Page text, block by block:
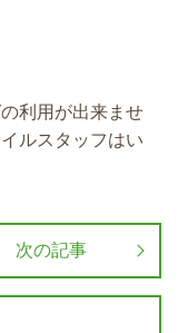
利用が出来ませ
ルスタッフはい
次の記事